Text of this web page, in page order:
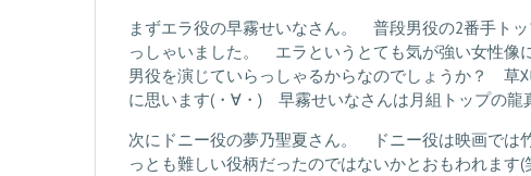
まずエラ役の早霧せいなさん。 普段男役の2番手ト
っしゃいました。 エラというとても気が強い女性
男役を演じていらっしゃるからなのでしょうか？ 草
に思います(・∀・) 早霧せいなさんは月組トップの龍
次にドニー役の夢乃聖夏さん。 ドニー役は映画では
っとも難しい役柄だったのではないかとおもわれます(